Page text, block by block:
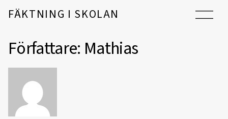
Hoppa till innehåll
Huvudnavigering
FÄKTNING I SKOLAN
Författare: Mathias